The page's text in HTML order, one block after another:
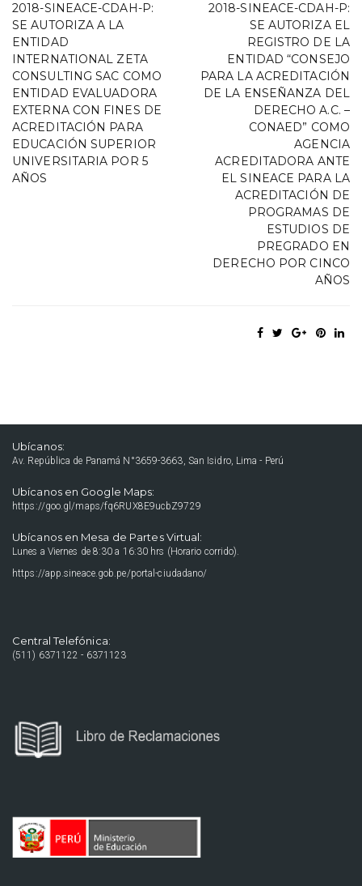
2018-SINEACE-CDAH-P:
SE AUTORIZA A LA
ENTIDAD
INTERNATIONAL ZETA
CONSULTING SAC COMO
ENTIDAD EVALUADORA
EXTERNA CON FINES DE
ACREDITACIÓN PARA
EDUCACIÓN SUPERIOR
UNIVERSITARIA POR 5
AÑOS
2018-SINEACE-CDAH-P:
SE AUTORIZA EL
REGISTRO DE LA
ENTIDAD “CONSEJO
PARA LA ACREDITACIÓN
DE LA ENSEÑANZA DEL
DERECHO A.C. –
CONAED” COMO
AGENCIA
ACREDITADORA ANTE
EL SINEACE PARA LA
ACREDITACIÓN DE
PROGRAMAS DE
ESTUDIOS DE
PREGRADO EN
DERECHO POR CINCO
AÑOS
Ubícanos:
Av. República de Panamá N°3659-3663, San Isidro, Lima - Perú
Ubícanos en Google Maps:
https://goo.gl/maps/fq6RUX8E9ucbZ9729
Ubícanos en Mesa de Partes Virtual:
Lunes a Viernes de 8:30 a 16:30 hrs (Horario corrido).
https://app.sineace.gob.pe/portal-ciudadano/
Central Telefónica:
(511) 6371122 - 6371123